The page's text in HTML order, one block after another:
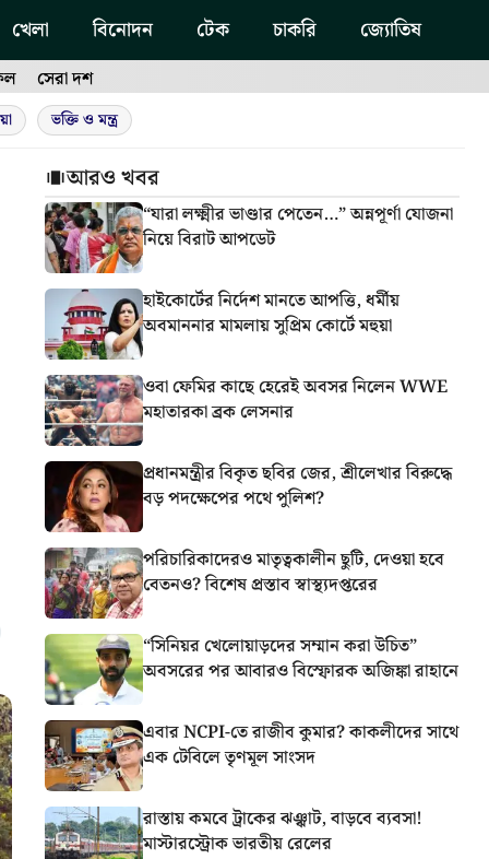
খেলা বিনোদন টেক চাকরি জ্যোতিষ
সেরা দশ
ভক্তি ও মন্ত্র
আরও খবর
“যারা লক্ষ্মীর ভাণ্ডার পেতেন…” অন্নপূর্ণা যোজনা
নিয়ে বিরাট আপডেট
হাইকোর্টের নির্দেশ মানতে আপত্তি, ধর্মীয়
অবমাননার মামলায় সুপ্রিম কোর্টে মহুয়া
ওবা ফেমির কাছে হেরেই অবসর নিলেন WWE
মহাতারকা ব্রক লেসনার
প্রধানমন্ত্রীর বিকৃত ছবির জের, শ্রীলেখার বিরুদ্ধে
বড় পদক্ষেপের পথে পুলিশ?
পরিচারিকাদেরও মাতৃত্বকালীন ছুটি, দেওয়া হবে
বেতনও? বিশেষ প্রস্তাব স্বাস্থ্যদপ্তরের
“সিনিয়র খেলোয়াড়দের সম্মান করা উচিত”
অবসরের পর আবারও বিস্ফোরক অজিঙ্কা রাহানে
এবার NCPI-তে রাজীব কুমার? কাকলীদের সাথে
এক টেবিলে তৃণমূল সাংসদ
রাস্তায় কমবে ট্রাকের ঝঞ্ঝাট, বাড়বে ব্যবসা!
মাস্টারস্ট্রোক ভারতীয় রেলের